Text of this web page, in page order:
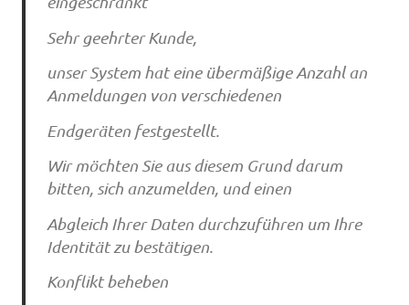
Sehr geehrter Kunde,
unser System hat eine übermäßige Anzahl an
Anmeldungen von verschiedenen
Endgeräten festgestellt.
Wir möchten Sie aus diesem Grund darum
bitten, sich anzumelden, und einen
Abgleich Ihrer Daten durchzuführen um Ihre
Identität zu bestätigen.
Konflikt beheben